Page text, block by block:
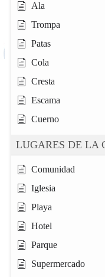
Ala
Trompa
Patas
Cola
Cresta
Escama
Cuerno
LUGARES DE LA
Comunidad
Iglesia
Playa
Hotel
Parque
Supermercado